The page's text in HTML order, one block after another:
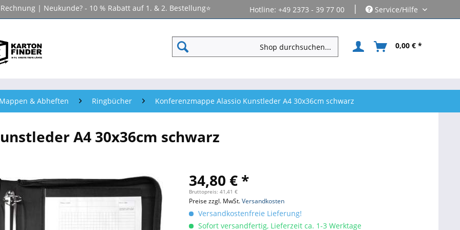
| Neukunde? - 10 % Rabatt auf 1. & 2. Bestellung⭐ Hotline: +49 2373 - 39 77 00 | Service/Hilfe
0,00 € *
& Abheften Ringbücher Konferenzmappe Alassio Kunstleder A4 30x36cm schwarz
A4 30x36cm schwarz
34,80 € *
Bruttopreis: 41,41 €
Preise zzgl. MwSt.Versandkosten
Versandkostenfreie Lieferung!
Sofort versandfertig, Lieferzeit ca. 1-3 Werktage